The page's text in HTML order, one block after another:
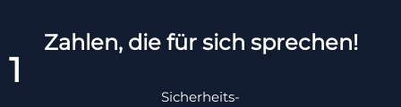
Zahlen, die für sich sprechen!
1
Sicherheits-